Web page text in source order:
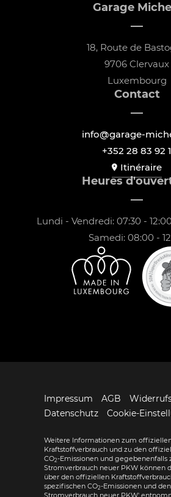
Garage
18, Route de
9706 Clervaux
Luxembourg
Contact
info@garage-
+352 28 83 92 1
Itinéraire
Heures
Lundi - Vendredi: 07:30 -
Samedi: 08:00 -
Impressum AGB
Datenschutz
Cookie-
Weitere Informationen zum
Kraftstoffverbrauch und zu den
CO2-Emissionen und gegebenenfalls
Stromverbrauch neuer PKW können
über den offiziellen
spezifischen CO2-Emissionen und